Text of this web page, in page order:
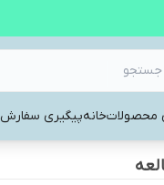
محصولاتخانهپیگیری سفارش